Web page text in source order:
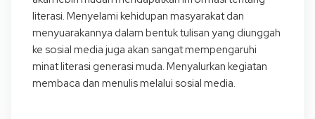
literasi. Menyelami kehidupan masyarakat dan
menyuarakannya dalam bentuk tulisan yang diunggah
ke sosial media juga akan sangat mempengaruhi
minat literasi generasi muda. Menyalurkan kegiatan
membaca dan menulis melalui sosial media.